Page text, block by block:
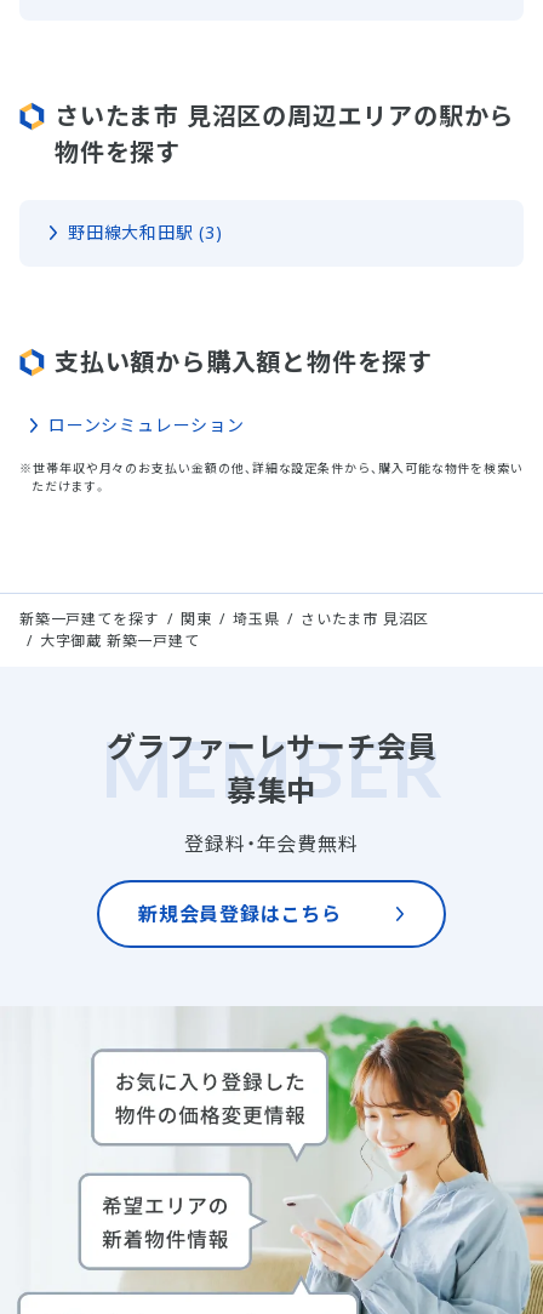
さいたま市 見沼区の周辺エリアの駅から
物件を探す
野田線大和田駅 (3)
支払い額から購入額と物件を探す
ローンシミュレーション
※世帯年収や月々のお支払い金額の他、詳細な設定条件から、購入可能な物件を検索い
ただけます。
新築一戸建てを探す 関東 埼玉県
さいたま市 見沼区
大字御蔵 新築一戸建て
グラファーレサーチ会員
募集中
登録料・年会費無料
新規会員登録はこちら